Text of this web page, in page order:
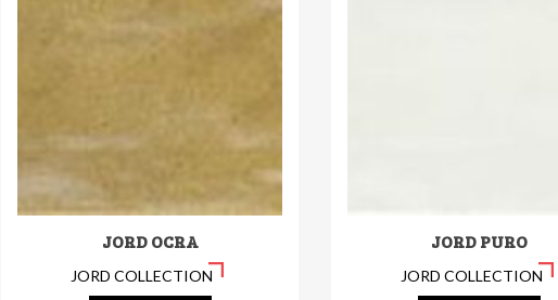
JORD OCRA
JORD COLLECTION
JORD PURO
JORD COLLECTION